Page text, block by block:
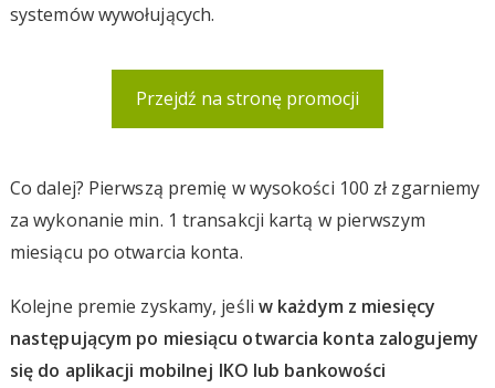
systemów wywołujących.
Przejdź na stronę promocji
Co dalej? Pierwszą premię w wysokości 100 zł zgarniemy
za wykonanie min. 1 transakcji kartą w pierwszym
miesiącu po otwarcia konta.
Kolejne premie zyskamy, jeśli w każdym z miesięcy
następującym po miesiącu otwarcia konta zalogujemy
się do aplikacji mobilnej IKO lub bankowości